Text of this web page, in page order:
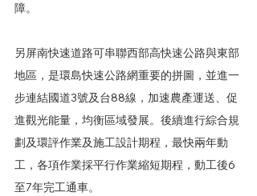
障。
另屏南快速道路可串聯西部高快速公路與東部
地區，是環島快速公路網重要的拼圖，並進一
步連結國道3號及台88線，加速農產運送、促
進觀光能量，均衡區域發展。後續進行綜合規
劃及環評作業及施工設計期程，最快兩年動
工，各項作業採平行作業縮短期程，動工後6
至7年完工通車。